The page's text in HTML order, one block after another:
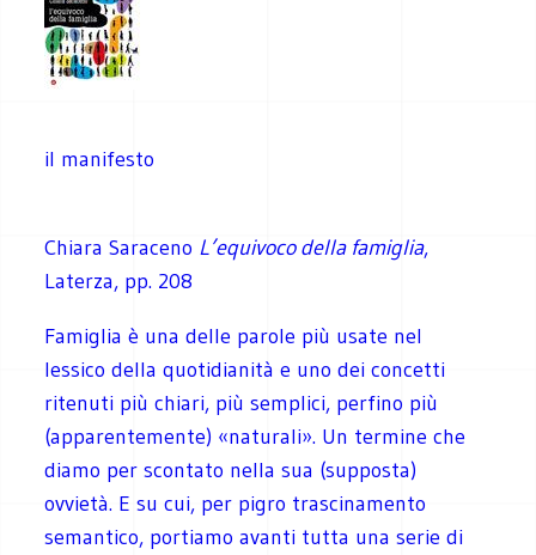
il manifesto
Chiara Saraceno L’equivoco della famiglia,
Laterza, pp. 208
Famiglia è una delle parole più usate nel
lessico della quotidianità e uno dei concetti
ritenuti più chiari, più semplici, perfino più
(apparentemente) «naturali». Un termine che
diamo per scontato nella sua (supposta)
ovvietà. E su cui, per pigro trascinamento
semantico, portiamo avanti tutta una serie di